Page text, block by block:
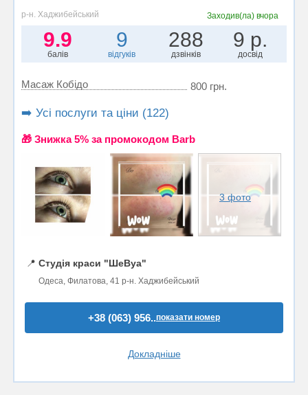
р-н. Хаджибейський Заходив(ла) вчора
9.9
балів
9
відгуків
288
дзвінків
9 р.
досвід
Масаж Кобідо 800 грн.
➡️ Усі послуги та ціни (122)
🎁 Знижка 5% за промокодом Barb
3 фото
📍 Студія краси "ШеВуа"
Одеса, Филатова, 41 р-н. Хаджибейський
+38 (063) 956..показати номер
Докладніше